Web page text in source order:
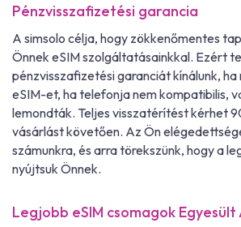
Pénzvisszafizetési garancia
A simsolo célja, hogy zökkenőmentes
Önnek eSIM szolgáltatásainkkal. Ezért
pénzvisszafizetési garanciát kínálunk, ha
eSIM-et, ha telefonja nem kompatibilis,
lemondták. Teljes visszatérítést kérhet
vásárlást követően. Az Ön
számunkra, és arra törekszünk, hogy a
nyújtsuk Önnek.
Legjobb eSIM csomagok Egyesült